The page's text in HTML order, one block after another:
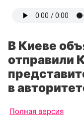
В Киеве
отправили
в
Полная версия